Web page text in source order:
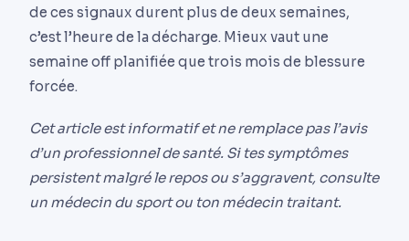
de ces signaux durent plus de deux semaines,
c’est l’heure de la décharge. Mieux vaut une
semaine off planifiée que trois mois de blessure
forcée.
Cet article est informatif et ne remplace pas l’avis
d’un professionnel de santé. Si tes symptômes
persistent malgré le repos ou s’aggravent, consulte
un médecin du sport ou ton médecin traitant.